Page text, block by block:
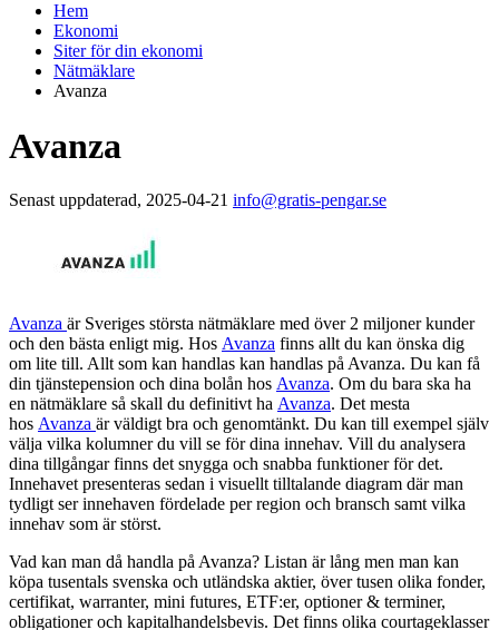
Hem
Ekonomi
Siter för din ekonomi
Nätmäklare
Avanza
Avanza
Senast uppdaterad, 2025-04-21 info@gratis-pengar.se
Avanza är Sveriges största nätmäklare med över 2 miljoner kunder
och den bästa enligt mig. Hos Avanza finns allt du kan önska dig
om lite till. Allt som kan handlas kan handlas på Avanza. Du kan få
din tjänstepension och dina bolån hos Avanza. Om du bara ska ha
en nätmäklare så skall du definitivt ha Avanza. Det mesta
hos Avanza är väldigt bra och genomtänkt. Du kan till exempel själv
välja vilka kolumner du vill se för dina innehav. Vill du analysera
dina tillgångar finns det snygga och snabba funktioner för det.
Innehavet presenteras sedan i visuellt tilltalande diagram där man
tydligt ser innehaven fördelade per region och bransch samt vilka
innehav som är störst.
Vad kan man då handla på Avanza? Listan är lång men man kan
köpa tusentals svenska och utländska aktier, över tusen olika fonder,
certifikat, warranter, mini futures, ETF:er, optioner & terminer,
obligationer och kapitalhandelsbevis. Det finns olika courtageklasser